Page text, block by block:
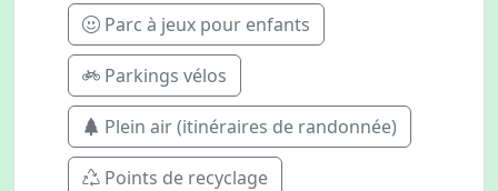
Parc à jeux pour enfants
Parkings vélos
Plein air (itinéraires de randonnée)
Points de recyclage